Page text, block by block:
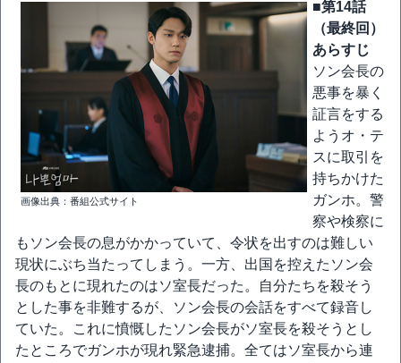
画像出典：番組公式サイト
■第14話
（最終回）
あらすじ
ソン会長の
悪事を暴く
証言をする
ようオ・テ
スに取引を
持ちかけた
ガンホ。警
察や検察に
もソン会長の息がかかっていて、令状を出すのは難しい
現状にぶち当たってしまう。一方、出国を控えたソン会
長のもとに現れたのはソ室長だった。自分たちを殺そう
とした事を非難するが、ソン会長の会話をすべて録音し
ていた。これに憤慨したソン会長がソ室長を殺そうとし
たところでガンホが現れ緊急逮捕。全てはソ室長から連